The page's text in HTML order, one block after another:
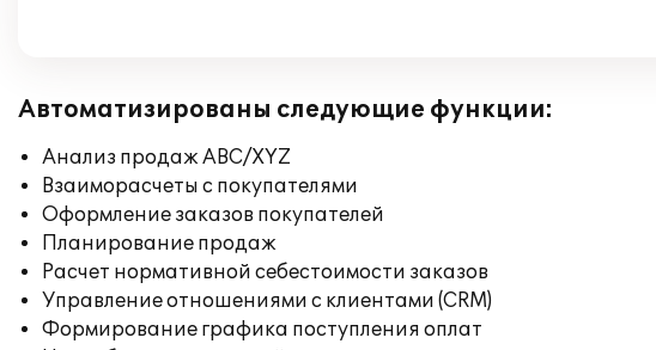
Автоматизированы следующие функции:
Анализ продаж ABC/XYZ
Взаиморасчеты с покупателями
Оформление заказов покупателей
Планирование продаж
Расчет нормативной себестоимости заказов
Управление отношениями с клиентами (CRM)
Формирование графика поступления оплат